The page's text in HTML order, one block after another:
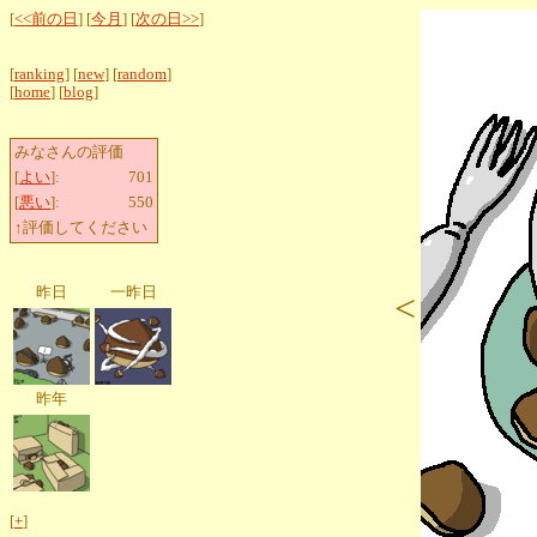
[<<前の日 ] [今月 ] [次の日>>]
[ranking] [new] [random]
[home] [blog]
みなさんの評価
[よい]:
701
[悪い]:
550
↑評価してください
昨日 一昨日
昨年
[+]
<